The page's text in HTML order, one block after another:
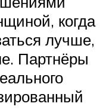
когда
лучше,
Партнёры